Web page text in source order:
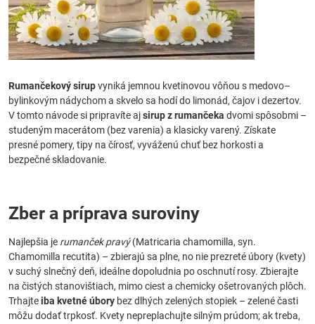
Rumančekový sirupvyniká jemnou kvetinovou vôňou s medovo–
bylinkovým nádychom a skvelo sa hodí do limonád, čajov i dezertov.
V tomto návode si pripravíte ajsirup z rumančeka dvomi spôsobmi –
studeným macerátom (bez varenia) a klasicky varený. Získate
presné pomery, tipy na čírosť, vyváženú chuť bez horkosti a
bezpečné skladovanie.
Zber a príprava suroviny
Najlepšia je rumanček pravý(Matricaria chamomilla, syn.
Chamomilla recutita) – zbierajú sa plne, no nie prezreté úbory (kvety)
v suchý slnečný deň, ideálne dopoludnia po oschnutí rosy. Zbierajte
na čistých stanovištiach, mimo ciest a chemicky ošetrovaných plôch.
Trhajteiba kvetné úbory bez dlhých zelených stopiek – zelené časti
môžu dodať trpkosť. Kvety nepreplachujte silným prúdom; ak treba,